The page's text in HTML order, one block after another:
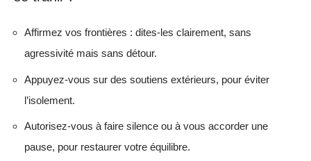
Affirmez vos frontières : dites-les clairement, sans
agressivité mais sans détour.
Appuyez-vous sur des soutiens extérieurs, pour éviter
l’isolement.
Autorisez-vous à faire silence ou à vous accorder une
pause, pour restaurer votre équilibre.